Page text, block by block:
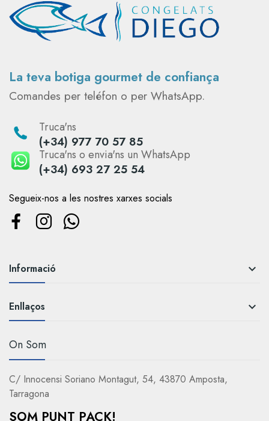
La teva botiga gourmet de confiança
Comandes per teléfon o per WhatsApp.
Truca'ns
(+34) 977 70 57 85
Truca'ns o envia'ns un WhatsApp
(+34) 693 27 25 54
Segueix-nos a les nostres xarxes socials
Informació 
Enllaços 
On Som
C/ Innocensi Soriano Montagut, 54, 43870 Amposta,
Tarragona
SOM PUNT PACK!